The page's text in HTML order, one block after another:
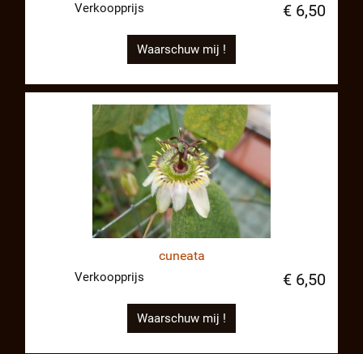
Verkoopprijs € 6,50
Waarschuw mij !
cuneata
Verkoopprijs € 6,50
Waarschuw mij !